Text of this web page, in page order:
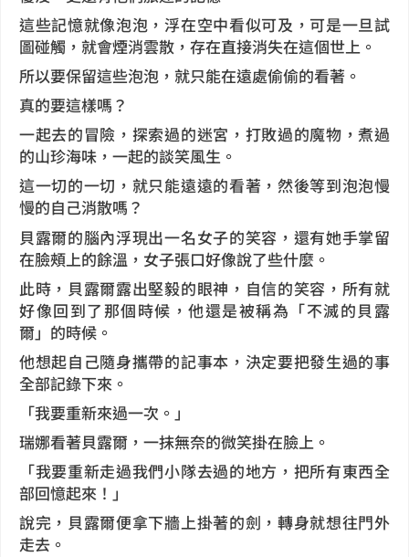
這些記憶就像泡泡，浮在空中看似可及，可是一旦試
圖碰觸，就會煙消雲散，存在直接消失在這個世上。
所以要保留這些泡泡，就只能在遠處偷偷的看著。
真的要這樣嗎？
一起去的冒險，探索過的迷宮，打敗過的魔物，煮過
的山珍海味，一起的談笑風生。
這一切的一切，就只能遠遠的看著，然後等到泡泡慢
慢的自己消散嗎？
貝露爾的腦內浮現出一名女子的笑容，還有她手掌留
在臉頰上的餘溫，女子張口好像說了些什麼。
此時，貝露爾露出堅毅的眼神，自信的笑容，所有就
好像回到了那個時候，他還是被稱為「不滅的貝露
爾」的時候。
他想起自己隨身攜帶的記事本，決定要把發生過的事
全部記錄下來。
「我要重新來過一次。」
瑞娜看著貝露爾，一抹無奈的微笑掛在臉上。
「我要重新走過我們小隊去過的地方，把所有東西全
部回憶起來！」
說完，貝露爾便拿下牆上掛著的劍，轉身就想往門外
走去。